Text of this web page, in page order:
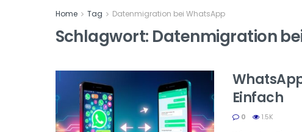
Home Tag Datenmigration bei WhatsApp
Schlagwort: Datenmigration
Einfach
0 1.5K